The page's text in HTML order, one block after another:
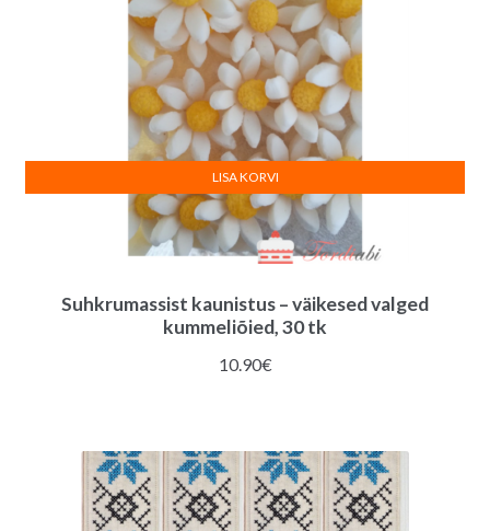
Suhkrumassist kaunistus – väikesed valged
kummeliõied, 30 tk
10.90€
LISA KORVI